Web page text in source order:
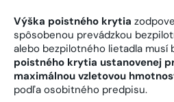
Výška poistného krytia
spôsobenou prevádzkou
alebo bezpilotného lietadla musí
poistného krytia ustanovenej
maximálnou vzletovou
podľa osobitného predpisu.